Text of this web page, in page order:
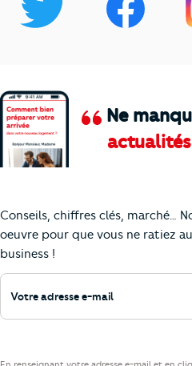
Ne
Conseils, chiffres clés, marché…
oeuvre pour que vous ne ratiez
business !
Votre adresse e-mail